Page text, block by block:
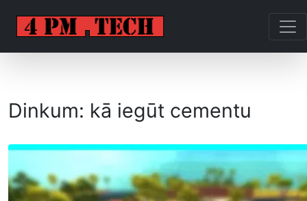
Dinkum: kā iegūt cementu